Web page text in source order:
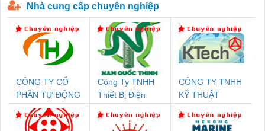
Nhà cung cấp chuyên nghiệp
CÔNG TY CỔ
PHẦN TỰ ĐỘNG
TIẾN HƯNG
Công Ty TNHH
Thiết Bị Điện
CÔNG TY TNHH
KỸ THUẬT
NAM